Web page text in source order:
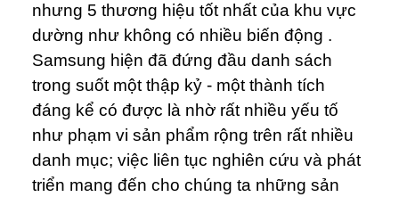
nhưng 5 thương hiệu tốt nhất của khu vực
dường như không có nhiều biến động .
Samsung hiện đã đứng đầu danh sách
trong suốt một thập kỷ - một thành tích
đáng kể có được là nhờ rất nhiều yếu tố
như phạm vi sản phẩm rộng trên rất nhiều
danh mục; việc liên tục nghiên cứu và phát
triển mang đến cho chúng ta những sản